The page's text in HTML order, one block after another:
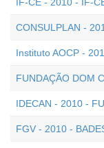
CONSULPLAN -
Instituto AOCP -
FUNDAÇÃO DOM
IDECAN - 2010 -
FGV - 2010 -